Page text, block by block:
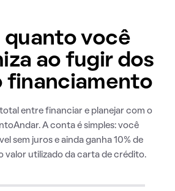
quanto você
ao fugir dos
financiamento
entre financiar e planejar com o
A conta é simples: você
sem juros e ainda ganha 10% de
valor utilizado da carta de crédito.